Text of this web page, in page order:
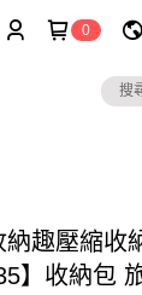
0
趣壓縮收
】收納包